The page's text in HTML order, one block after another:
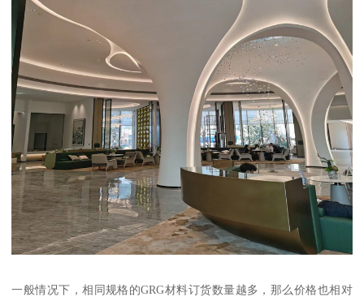
一般情况下，相同规格的GRG材料订货数量越多，那么价格也相对